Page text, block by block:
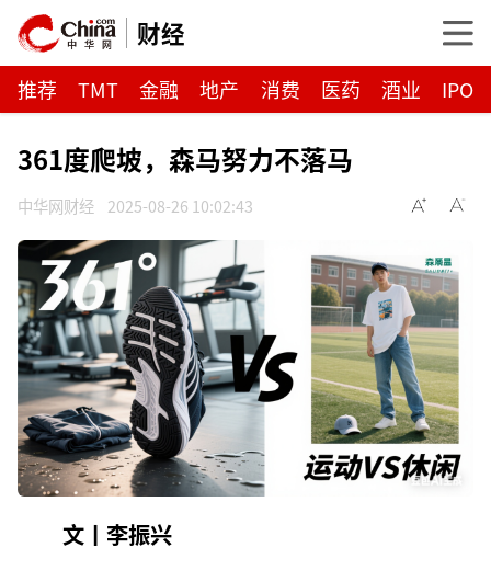
财经
推荐 TMT 金融 地产 消费 医药 酒业 IPO
361度爬坡，森马努力不落马
中华网财经 2025-08-26 10:02:43
文丨李振兴